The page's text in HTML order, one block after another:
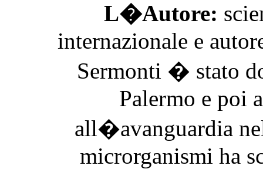
L�Autore:
internazionale e
Sermonti � stato
Palermo e poi
all�avanguardia
microrganismi ha